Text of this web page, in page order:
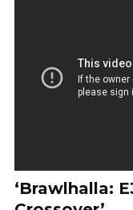
‘Brawlhalla: